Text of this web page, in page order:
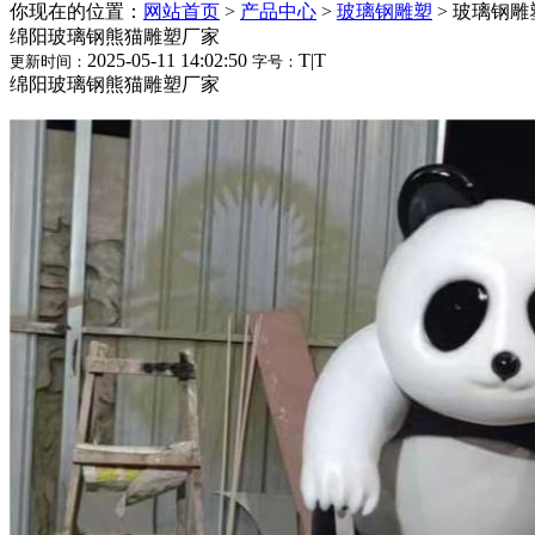
你现在的位置： 网站首页 > 产品中心 > 玻璃钢雕塑 > 玻璃钢雕
绵阳玻璃钢熊猫雕塑厂家
更新时间： 2025-05-11 14:02:50 字号： T|T
绵阳玻璃钢熊猫雕塑厂家